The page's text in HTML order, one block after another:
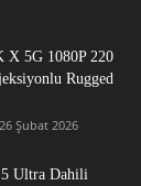
X 5G 1080P 220
Rugged
26 Şubat 2026
Ultra Dahili